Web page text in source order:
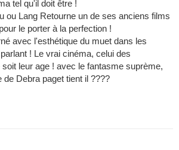
tel qu'il doit être !
ou Lang Retourne un de ses anciens films
le porter à la perfection !
avec l'esthétique du muet dans les
! Le vrai cinéma, celui des
leur age ! avec le fantasme suprème,
Debra paget tient il ????